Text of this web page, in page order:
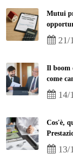
Mutui
21/
Il boom
come
14/
Cos'è,
13/